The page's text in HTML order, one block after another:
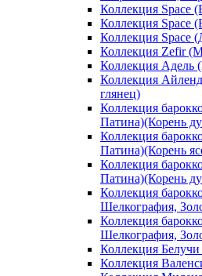
Коллекция Space
Коллекция Space
Коллекция Space
Коллекция Zefir
Коллекция Адель
Коллекция
глянец)
Коллекция
Патина)(Корень
Коллекция
Патина)(Корень
Коллекция
Патина)(Корень
Коллекция
Шелкография,
Коллекция
Шелкография,
Коллекция
Коллекция